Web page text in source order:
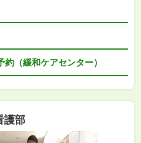
（緩和ケアセンター）
護部